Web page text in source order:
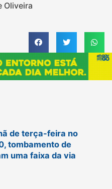
Oliveira
de terça-feira no
tombamento de
uma faixa da via